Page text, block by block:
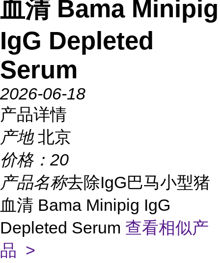
血清 Bama Minipig
IgG Depleted
Serum
2026-06-18
产品详情
产地 北京
价格： 20
产品名称去除IgG巴马小型猪
血清 Bama Minipig IgG
Depleted Serum 查看相似产
品 >